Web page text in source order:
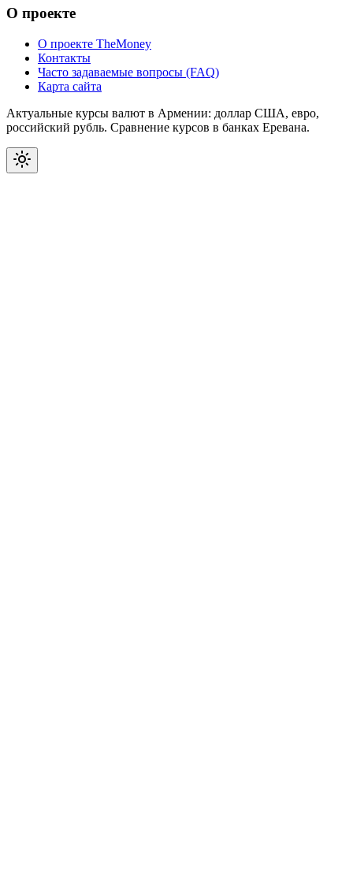
О проекте
О проекте TheMoney
Контакты
Часто задаваемые вопросы (FAQ)
Карта сайта
Актуальные курсы валют в Армении: доллар США, евро,
российский рубль. Сравнение курсов в банках Еревана.